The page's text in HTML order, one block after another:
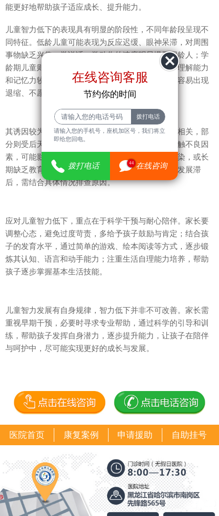
能更好地帮助孩子适应成长、提升能力。
儿童智力低下的表现具有明显的阶段性，不同年龄段呈现不
同特征。低龄儿童可能表现为反应迟缓、眼神呆滞，对周围
事物缺乏兴趣，学说话、学动作的速度明显慢于同龄人；学
龄期儿童则可能出现学习困难、注意力难以集中，理解能力
和记忆力较弱，难以跟上正常教学节奏，社交中也容易出现
退缩、不愿与人互动的情况。
其诱因较为复杂，涉及多个方面。部分与遗传因素相关，部
分则受后天环境影响，比如孕期母体营养不足、接触不良因
素，可能影响胎儿大脑发育；出生后脑部损伤、感染，或长
期缺乏教育引导、家庭环境不良，也可能导致智力发展滞
后，需结合具体情况排查原因。
应对儿童智力低下，重点在于科学干预与耐心陪伴。家长要
调整心态，避免过度苛责，多给予孩子鼓励与肯定；结合孩
子的发育水平，通过简单的游戏、绘本阅读等方式，逐步锻
炼其认知、语言和动手能力；注重生活自理能力培养，帮助
孩子逐步掌握基本生活技能。
儿童智力发展有自身规律，智力低下并非不可改善。家长需
重视早期干预，必要时寻求专业帮助，通过科学的引导和训
练，帮助孩子发挥自身潜力，逐步提升能力，让孩子在陪伴
与呵护中，尽可能实现更好的成长与发展。
医院首页 康复案例 申请援助 自助挂号
在线咨询客服
节约你的时间
请输入您的手机号，座机加区号，我们将立
即给您回电。
拨打电话 44 在线咨询